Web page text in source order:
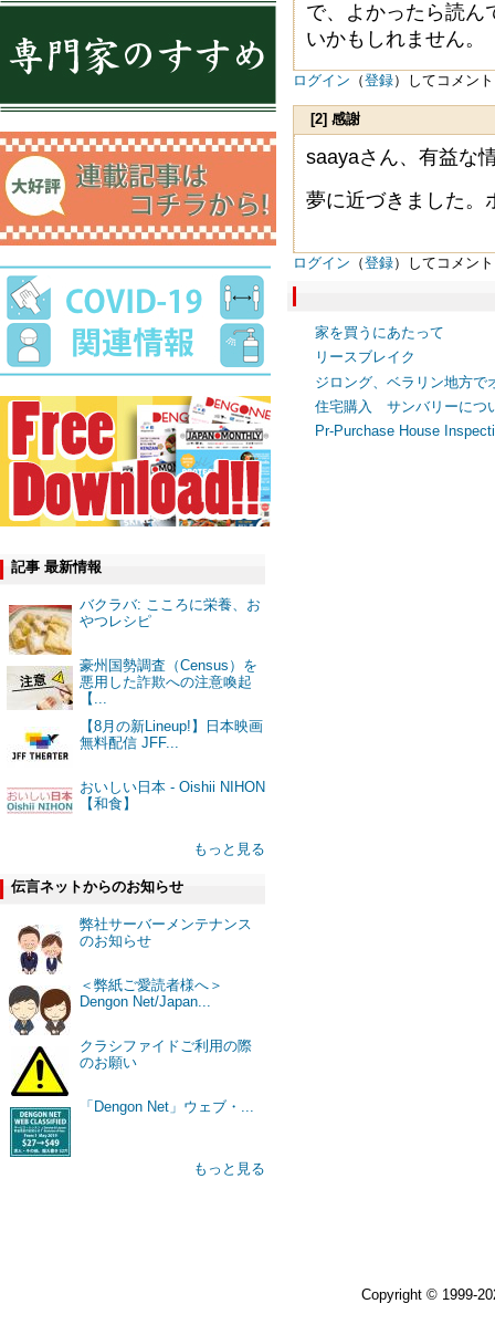
記事 最新情報
バクラバ: こころに栄養、お
やつレシピ
豪州国勢調査（Census）を
悪用した詐欺への注意喚起
【...
【8月の新Lineup!】日本映画
無料配信 JFF...
おいしい日本 - Oishii NIHON
【和食】
もっと見る
伝言ネットからのお知らせ
弊社サーバーメンテナンス
のお知らせ
＜弊紙ご愛読者様へ＞
Dengon Net/Japan...
クラシファイドご利用の際
のお願い
「Dengon Net」ウェブ・...
もっと見る
で、よかったら読ん
いかもしれません。
ログイン （登録）してコメン
[2] 感謝
saayaさん、有益な
夢に近づきました。
ログイン （登録）してコメン
家を買うにあたって
リースブレイク
ジロング、ベラリン地方で
住宅購入 サンバリーにつ
Pr-Purchase House
Copyright © 1999-